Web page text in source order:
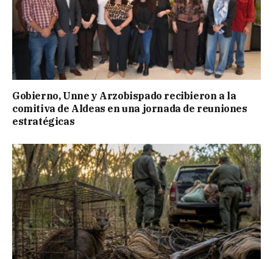
Gobierno, Unne y Arzobispado recibieron a la
comitiva de Aldeas en una jornada de reuniones
estratégicas